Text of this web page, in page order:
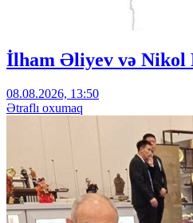
İlham Əliyev və Nikol
08.08.2026, 13:50
Ətraflı oxumaq